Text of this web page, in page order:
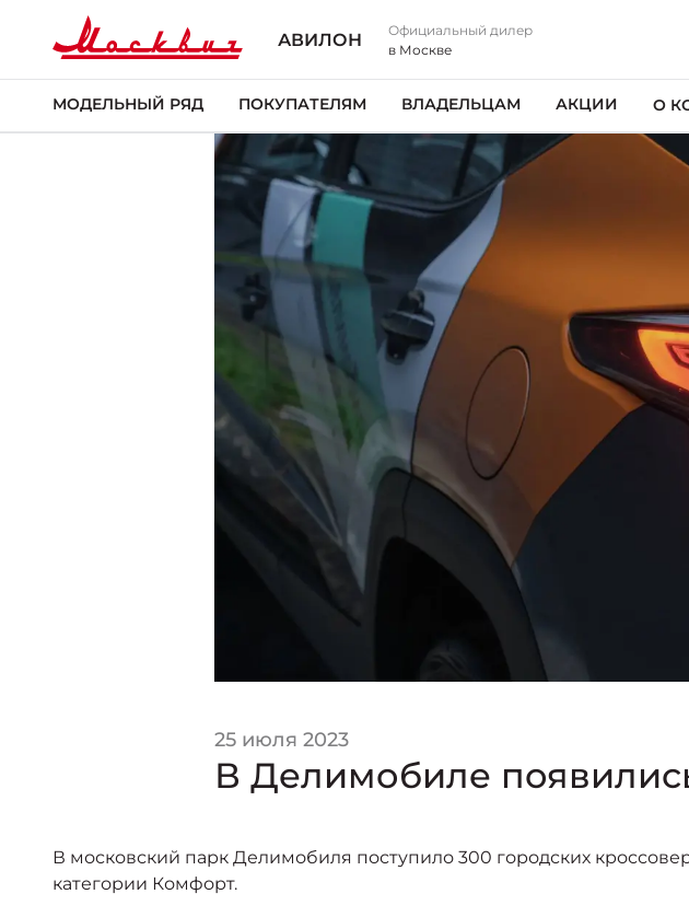
АВИЛОН
Официальный дилер
в Москве
МОДЕЛЬНЫЙ РЯД ПОКУПАТЕЛЯМ ВЛАДЕЛЬЦАМ АКЦИИ О
25 июля 2023
В Делимобиле
В московский парк Делимобиля поступило 300 городских
категории Комфорт.